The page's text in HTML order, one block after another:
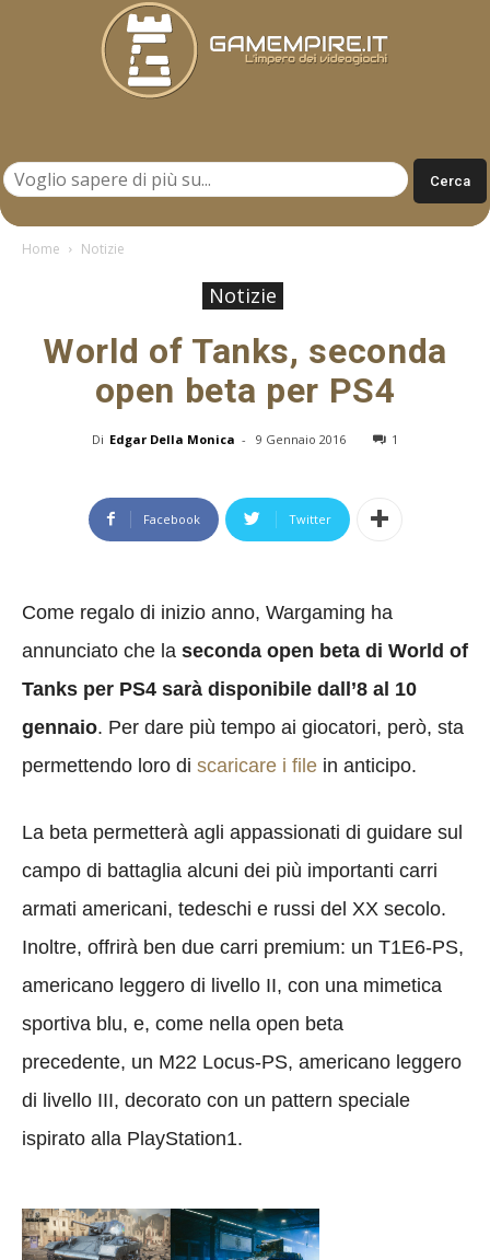
Home Notizie
Notizie
World of Tanks, seconda
open beta per PS4
Di Edgar Della Monica - 9 Gennaio 2016 1
Facebook Twitter
Come regalo di inizio anno, Wargaming ha
annunciato che la seconda open beta di World of
Tanks per PS4 sarà disponibile dall’8 al 10
gennaio. Per dare più tempo ai giocatori, però, sta
permettendo loro di scaricare i file in anticipo.
La beta permetterà agli appassionati di guidare sul
campo di battaglia alcuni dei più importanti carri
armati americani, tedeschi e russi del XX secolo.
Inoltre, offrirà ben due carri premium: un T1E6-PS,
americano leggero di livello II, con una mimetica
sportiva blu, e, come nella open beta
precedente, un M22 Locus-PS, americano leggero
di livello III, decorato con un pattern speciale
ispirato alla PlayStation1.